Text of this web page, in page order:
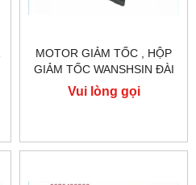
MOTOR GIẢM TỐC , HỘP
GIẢM TỐC WANSHSIN ĐÀI
LOAN GH40-2200-3S /
2.2KW 2200W 3HP
Vui lòng gọi